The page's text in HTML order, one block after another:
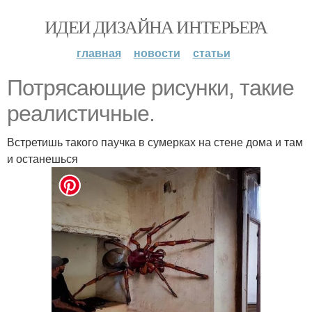
ИДЕИ ДИЗАЙНА ИНТЕРЬЕРА
главная новости статьи
Потрясающие рисунки, такие
реалистичные.
Встретишь такого паучка в сумерках на стене дома и там
и останешься